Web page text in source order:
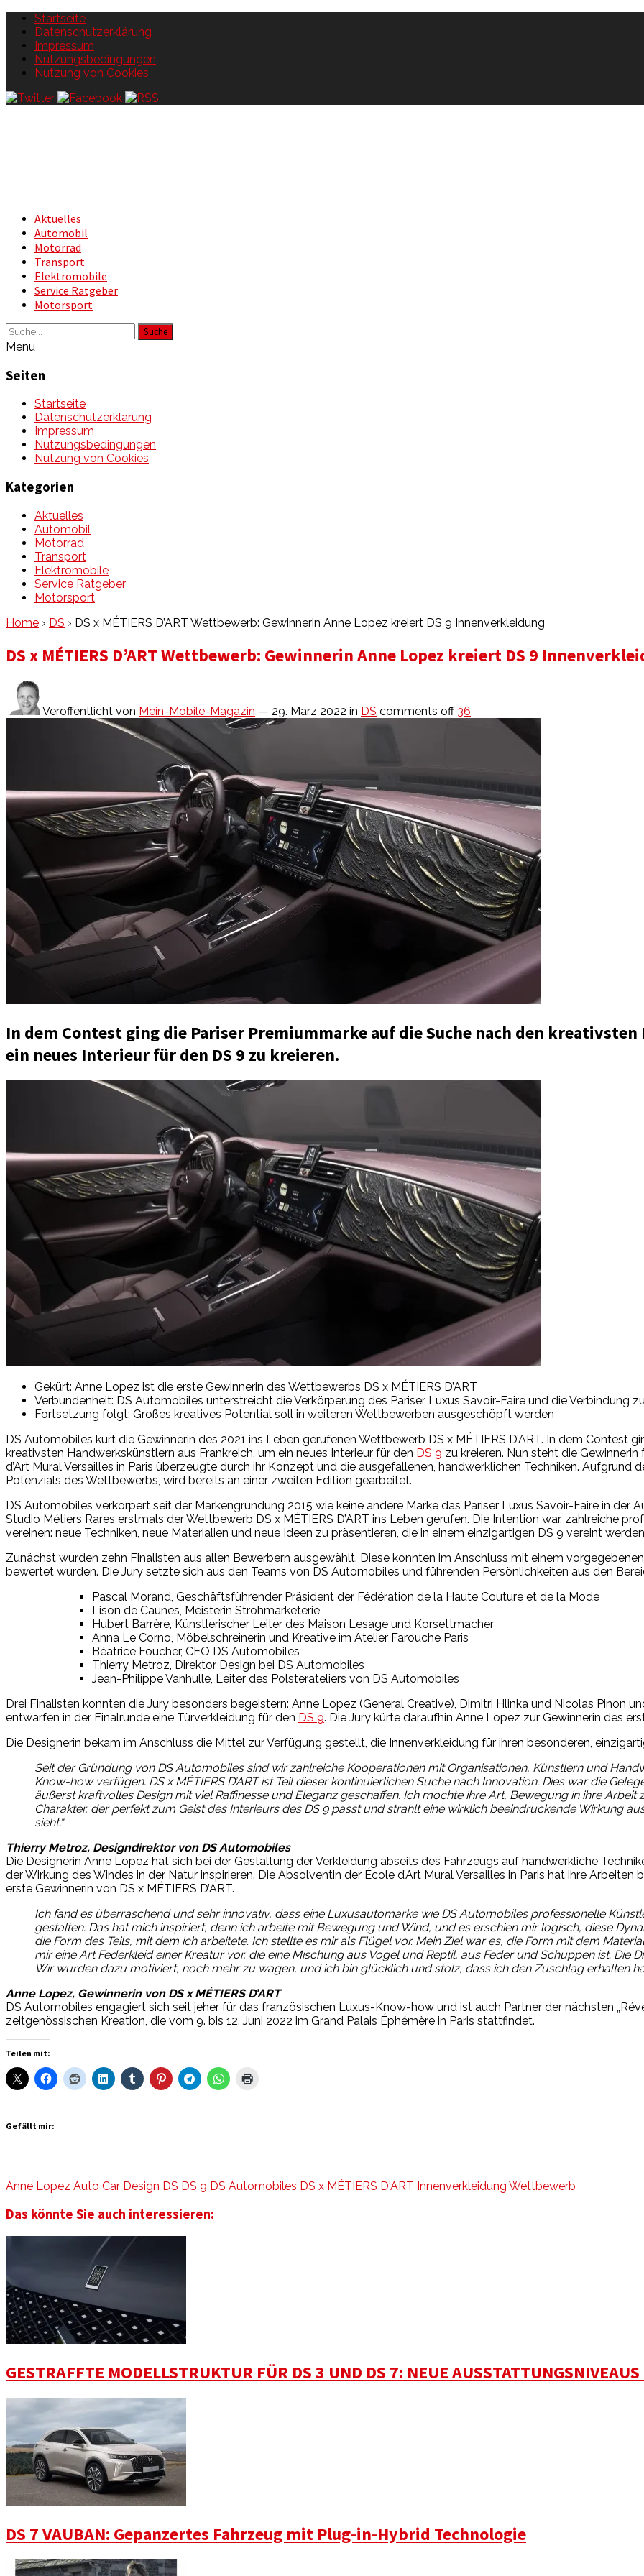
Startseite
Datenschutzerklärung
Impressum
Nutzungsbedingungen
Nutzung von Cookies
Aktuelles
Automobil
Motorrad
Transport
Elektromobile
Service Ratgeber
Motorsport
Suche
Menu
Seiten
Startseite
Datenschutzerklärung
Impressum
Nutzungsbedingungen
Nutzung von Cookies
Kategorien
Aktuelles
Automobil
Motorrad
Transport
Elektromobile
Service Ratgeber
Motorsport
Home › DS › DS x MÉTIERS D’ART Wettbewerb: Gewinnerin Anne Lopez kreiert DS 9 Innenverkleidung
DS x MÉTIERS D’ART Wettbewerb: Gewinnerin Anne Lopez kreiert DS 9
Veröffentlicht von Mein-Mobile-Magazin — 29. März 2022 in DS comments off 36
In dem Contest ging die Pariser Premiummarke auf die Suche nach den
ein neues Interieur für den DS 9 zu kreieren.
Gekürt: Anne Lopez ist die erste Gewinnerin des Wettbewerbs DS x MÉTIERS D’ART
Verbundenheit: DS Automobiles unterstreicht die Verkörperung des Pariser Luxus Savoir-Faire und die Verbindung
Fortsetzung folgt: Großes kreatives Potential soll in weiteren Wettbewerben ausgeschöpft werden
DS Automobiles kürt die Gewinnerin des 2021 ins Leben gerufenen Wettbewerb DS x MÉTIERS D’ART. In dem Contest
kreativsten Handwerkskünstlern aus Frankreich, um ein neues Interieur für den DS 9 zu kreieren. Nun steht die
d’Art Mural Versailles in Paris überzeugte durch ihr Konzept und die ausgefallenen, handwerklichen Techniken. Aufgrund
Potenzials des Wettbewerbs, wird bereits an einer zweiten Edition gearbeitet.
DS Automobiles verkörpert seit der Markengründung 2015 wie keine andere Marke das Pariser Luxus Savoir-Faire in
Studio Métiers Rares erstmals der Wettbewerb DS x MÉTIERS D’ART ins Leben gerufen. Die Intention war, zahlreiche
vereinen: neue Techniken, neue Materialien und neue Ideen zu präsentieren, die in einem einzigartigen DS 9 vereint
Zunächst wurden zehn Finalisten aus allen Bewerbern ausgewählt. Diese konnten im Anschluss mit einem
bewertet wurden. Die Jury setzte sich aus den Teams von DS Automobiles und führenden Persönlichkeiten aus den
Pascal Morand, Geschäftsführender Präsident der Fédération de la Haute Couture et de la Mode
Lison de Caunes, Meisterin Strohmarketerie
Hubert Barrère, Künstlerischer Leiter des Maison Lesage und Korsettmacher
Anna Le Corno, Möbelschreinerin und Kreative im Atelier Farouche Paris
Béatrice Foucher, CEO DS Automobiles
Thierry Metroz, Direktor Design bei DS Automobiles
Jean-Philippe Vanhulle, Leiter des Polsterateliers von DS Automobiles
Drei Finalisten konnten die Jury besonders begeistern: Anne Lopez (General Creative), Dimitri Hlinka und Nicolas Pinon
entwarfen in der Finalrunde eine Türverkleidung für den DS 9. Die Jury kürte daraufhin Anne Lopez zur Gewinnerin des
Die Designerin bekam im Anschluss die Mittel zur Verfügung gestellt, die Innenverkleidung für ihren besonderen,
Seit der Gründung von DS Automobiles sind wir zahlreiche Kooperationen mit Organisationen, Künstlern und
Know-how verfügen. DS x MÉTIERS D’ART ist Teil dieser kontinuierlichen Suche nach Innovation. Dies war die
äußerst kraftvolles Design mit viel Raffinesse und Eleganz geschaffen. Ich mochte ihre Art, Bewegung in ihre Arbeit
Charakter, der perfekt zum Geist des Interieurs des DS 9 passt und strahlt eine wirklich beeindruckende Wirkung
sieht.“
Thierry Metroz, Designdirektor von DS Automobiles
Die Designerin Anne Lopez hat sich bei der Gestaltung der Verkleidung abseits des Fahrzeugs auf handwerkliche
der Wirkung des Windes in der Natur inspirieren. Die Absolventin der École d’Art Mural Versailles in Paris hat ihre
erste Gewinnerin von DS x MÉTIERS D’ART.
Ich fand es überraschend und sehr innovativ, dass eine Luxusautomarke wie DS Automobiles professionelle
gestalten. Das hat mich inspiriert, denn ich arbeite mit Bewegung und Wind, und es erschien mir logisch, diese
die Form des Teils, mit dem ich arbeitete. Ich stellte es mir als Flügel vor. Mein Ziel war es, die Form mit dem
mir eine Art Federkleid einer Kreatur vor, die eine Mischung aus Vogel und Reptil, aus Feder und Schuppen ist. Die
Wir wurden dazu motiviert, noch mehr zu wagen, und ich bin glücklich und stolz, dass ich den Zuschlag erhalten
Anne Lopez, Gewinnerin von DS x MÉTIERS D’ART
DS Automobiles engagiert sich seit jeher für das französischen Luxus-Know-how und ist auch Partner der nächsten
zeitgenössischen Kreation, die vom 9. bis 12. Juni 2022 im Grand Palais Éphémère in Paris stattfindet.
Teilen mit:
Gefällt mir:
Anne Lopez Auto Car Design DS DS 9 DS Automobiles DS x MÉTIERS D'ART Innenverkleidung Wettbewerb
Das könnte Sie auch interessieren:
GESTRAFFTE MODELLSTRUKTUR FÜR DS 3 UND DS 7: NEUE
DS 7 VAUBAN: Gepanzertes Fahrzeug mit Plug-in-Hybrid Technologie